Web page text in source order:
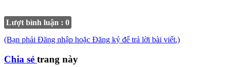
Lượt bình luận : 0
(Bạn phải Đăng nhập hoặc Đăng ký để trả lời bài viết.)
Chia sẻ trang này